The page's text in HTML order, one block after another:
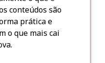
conteúdos são
prática e
o que mais cai